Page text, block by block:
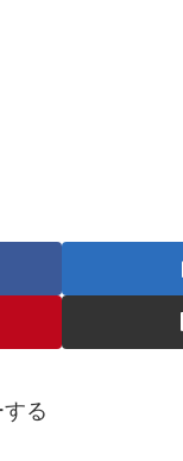
る